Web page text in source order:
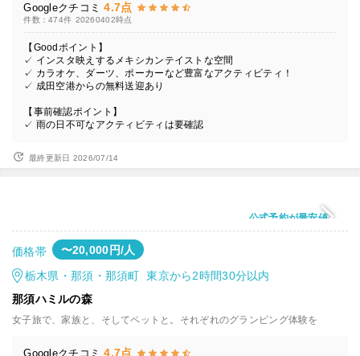
Googleクチコミ 4.7点
件数：474件 20260402時点
【Goodポイント】
✓ インスタ映えするメキシカンテイストな空間
✓ カラオケ、ダーツ、ポーカーなど豊富なアクティビティ！
✓ 成田空港からの無料送迎あり
【事前確認ポイント】
✓ 雨の日不可なアクティビティは要確認
最終更新日 2026/07/14
公式予約が最安値
価格帯 〜20,000円/人
栃木県・那須・那須町 東京から2時間30分以内
那須ハミルの森
女子旅で、家族と、そしてペットと。それぞれのグランピング体験を
Googleクチコミ 4.7点